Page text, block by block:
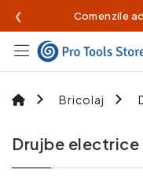
❮ Comenzile
Bricolaj
Drujbe electrice